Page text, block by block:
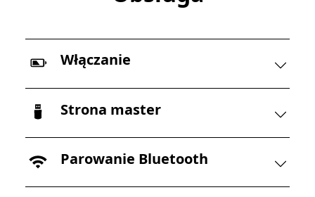
Włączanie
Strona master
Parowanie Bluetooth